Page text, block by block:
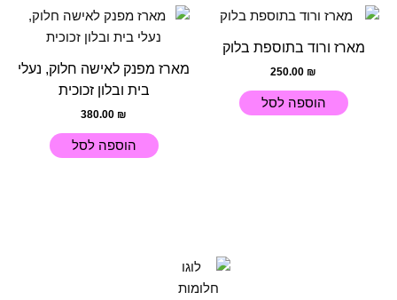
מארז ורוד בתוספת בלוק
250.00 ₪
הוספה לסל
מארז מפנק לאישה חלוק, נעלי
בית ובלון זכוכית
380.00 ₪
הוספה לסל